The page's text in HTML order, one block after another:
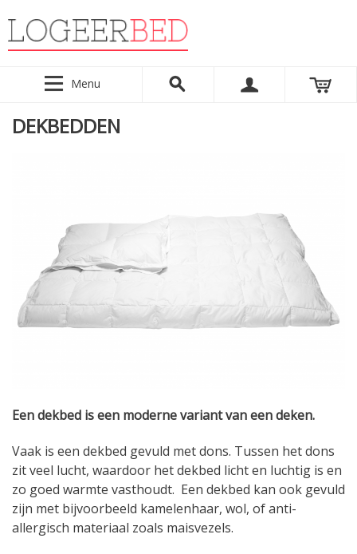
Menu
DEKBEDDEN
Een dekbed is een moderne variant van een deken.
Vaak is een dekbed gevuld met dons. Tussen het dons
zit veel lucht, waardoor het dekbed licht en luchtig is en
zo goed warmte vasthoudt. Een dekbed kan ook gevuld
zijn met bijvoorbeeld kamelenhaar, wol, of anti-
allergisch materiaal zoals maisvezels.